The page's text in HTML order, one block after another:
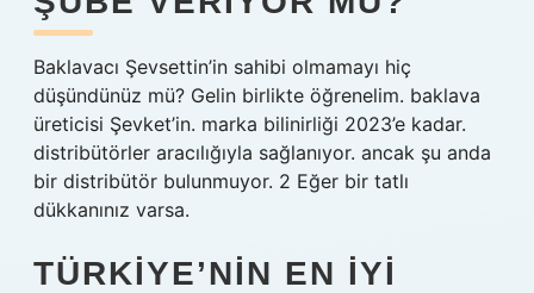
Baklavacı Şevsettin’in sahibi olmamayı hiç
düşündünüz mü? Gelin birlikte öğrenelim. baklava
üreticisi Şevket’in. marka bilinirliği 2023’e kadar.
distribütörler aracılığıyla sağlanıyor. ancak şu anda
bir distribütör bulunmuyor. 2 Eğer bir tatlı
dükkanınız varsa.
TÜRKIYE’NIN EN IYI